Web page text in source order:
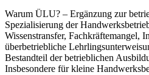
Warum ÜLU? – Ergänzung zur
Spezialisierung der
Wissenstransfer, Fachkräftemangel,
überbetriebliche
Bestandteil der betrieblichen
Insbesondere für kleine